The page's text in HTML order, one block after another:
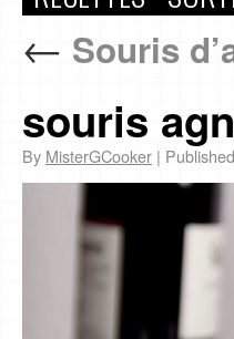
← Souris
souris
By MisterGCooker | Published